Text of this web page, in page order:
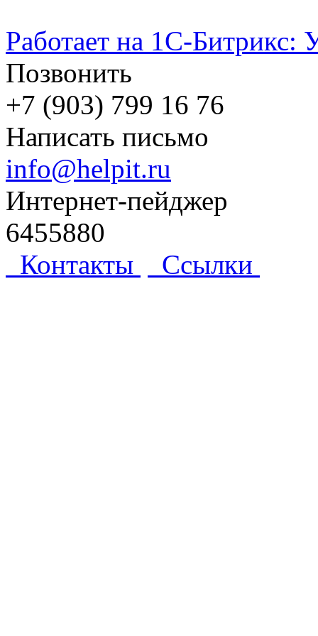
Работает на 1С-Битрикс:
Позвонить
+7 (903) 799 16 76
Написать письмо
info@helpit.ru
Интернет-пейджер
6455880
Контакты
Ссылки